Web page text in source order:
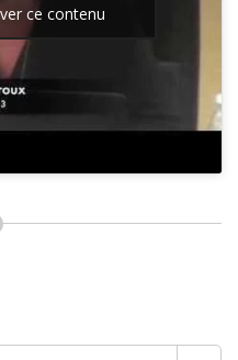
ce contenu